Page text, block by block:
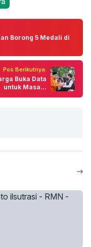
Borong 5 Medali di
Pos Berikutnya:
Buka Data
untuk Masa...